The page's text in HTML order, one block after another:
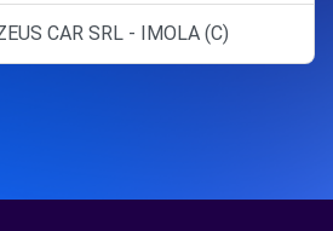
CAR SRL - IMOLA (C)